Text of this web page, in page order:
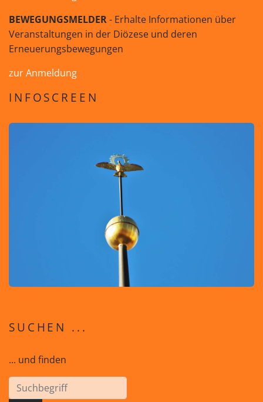
BEWEGUNGSMELDER- Erhalte Informationen über
Veranstaltungen in der Diözese und deren
Erneuerungsbewegungen
zur Anmeldung
INFOSCREEN
SUCHEN ...
... und finden